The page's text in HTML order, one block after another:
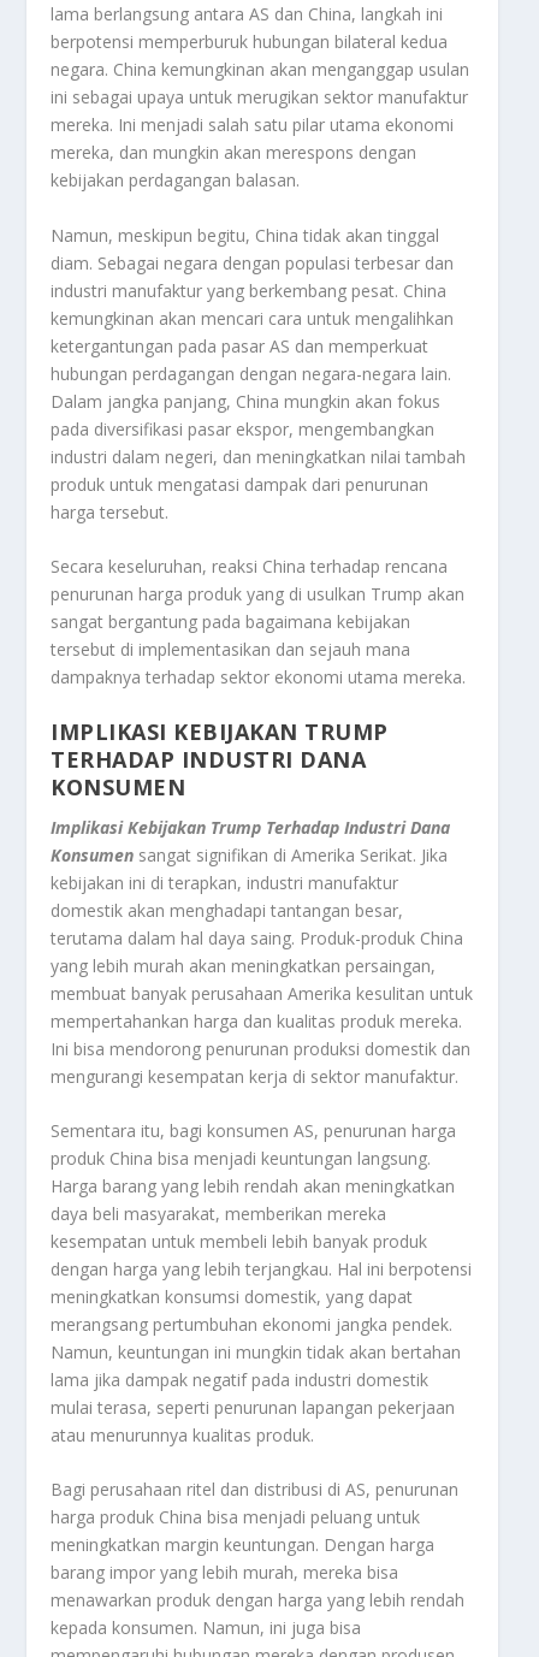
lama berlangsung antara AS dan China, langkah ini
berpotensi memperburuk hubungan bilateral kedua
negara. China kemungkinan akan menganggap usulan
ini sebagai upaya untuk merugikan sektor manufaktur
mereka. Ini menjadi salah satu pilar utama ekonomi
mereka, dan mungkin akan merespons dengan
kebijakan perdagangan balasan.
Namun, meskipun begitu, China tidak akan tinggal
diam. Sebagai negara dengan populasi terbesar dan
industri manufaktur yang berkembang pesat. China
kemungkinan akan mencari cara untuk mengalihkan
ketergantungan pada pasar AS dan memperkuat
hubungan perdagangan dengan negara-negara lain.
Dalam jangka panjang, China mungkin akan fokus
pada diversifikasi pasar ekspor, mengembangkan
industri dalam negeri, dan meningkatkan nilai tambah
produk untuk mengatasi dampak dari penurunan
harga tersebut.
Secara keseluruhan, reaksi China terhadap rencana
penurunan harga produk yang di usulkan Trump akan
sangat bergantung pada bagaimana kebijakan
tersebut di implementasikan dan sejauh mana
dampaknya terhadap sektor ekonomi utama mereka.
IMPLIKASI KEBIJAKAN TRUMP
TERHADAP INDUSTRI DANA
KONSUMEN
Implikasi Kebijakan Trump Terhadap Industri Dana
Konsumen sangat signifikan di Amerika Serikat. Jika
kebijakan ini di terapkan, industri manufaktur
domestik akan menghadapi tantangan besar,
terutama dalam hal daya saing. Produk-produk China
yang lebih murah akan meningkatkan persaingan,
membuat banyak perusahaan Amerika kesulitan untuk
mempertahankan harga dan kualitas produk mereka.
Ini bisa mendorong penurunan produksi domestik dan
mengurangi kesempatan kerja di sektor manufaktur.
Sementara itu, bagi konsumen AS, penurunan harga
produk China bisa menjadi keuntungan langsung.
Harga barang yang lebih rendah akan meningkatkan
daya beli masyarakat, memberikan mereka
kesempatan untuk membeli lebih banyak produk
dengan harga yang lebih terjangkau. Hal ini berpotensi
meningkatkan konsumsi domestik, yang dapat
merangsang pertumbuhan ekonomi jangka pendek.
Namun, keuntungan ini mungkin tidak akan bertahan
lama jika dampak negatif pada industri domestik
mulai terasa, seperti penurunan lapangan pekerjaan
atau menurunnya kualitas produk.
Bagi perusahaan ritel dan distribusi di AS, penurunan
harga produk China bisa menjadi peluang untuk
meningkatkan margin keuntungan. Dengan harga
barang impor yang lebih murah, mereka bisa
menawarkan produk dengan harga yang lebih rendah
kepada konsumen. Namun, ini juga bisa